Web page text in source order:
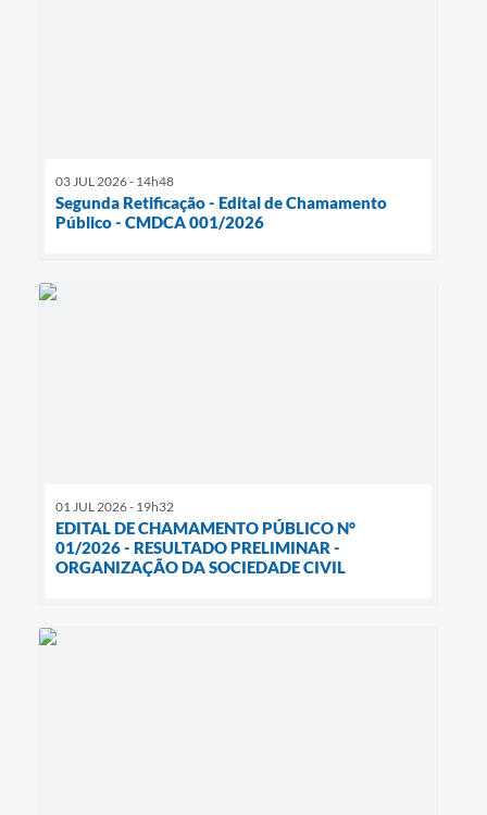
03 JUL 2026 - 14h48
Segunda Retificação - Edital de Chamamento
Público - CMDCA 001/2026
01 JUL 2026 - 19h32
EDITAL DE CHAMAMENTO PÚBLICO N°
01/2026 - RESULTADO PRELIMINAR -
ORGANIZAÇÃO DA SOCIEDADE CIVIL